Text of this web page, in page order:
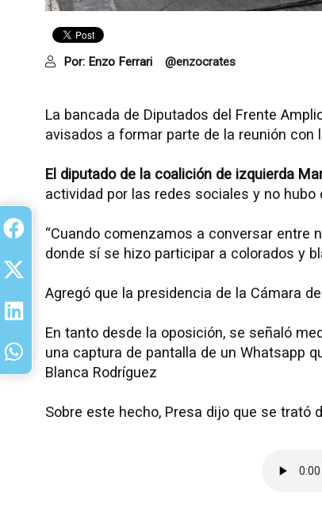
Por: Enzo Ferrari @enzocrates
La bancada de Diputados del Frente
avisados ​​a formar parte de la reunión
El diputado de la coalición de izquierda
actividad por las redes sociales y no
“Cuando comenzamos a conversar entre
donde sí se hizo participar a colorados y
Agregó que la presidencia de la Cámara
En tanto desde la oposición, se señaló
una captura de pantalla de un Whatsapp
Blanca Rodríguez
Sobre este hecho, Presa dijo que se trató